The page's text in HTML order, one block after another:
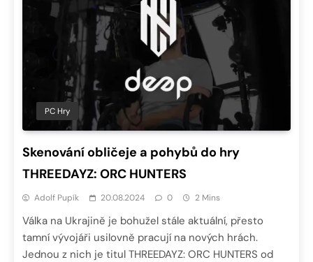
PC Hry
Skenování obličeje a pohybů do hry
THREEDAYZ: ORC HUNTERS
Adolf Pupík 20.08.2024 0 2 Mins
Válka na Ukrajině je bohužel stále aktuální, přesto
tamní vývojáři usilovně pracují na nových hrách.
Jednou z nich je titul THREEDAYZ: ORC HUNTERS od